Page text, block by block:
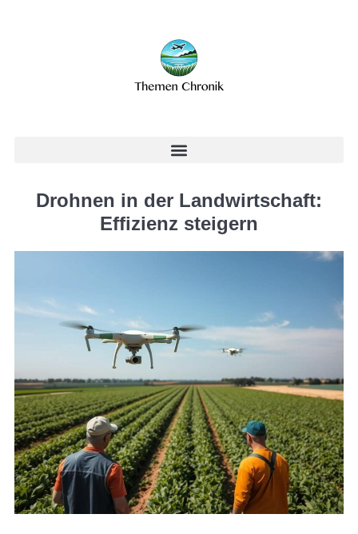
Drohnen in der Landwirtschaft:
Effizienz steigern